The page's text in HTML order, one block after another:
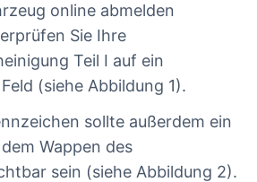
online abmelden
Sie Ihre
Teil I auf ein
(siehe Abbildung 1).
sollte außerdem ein
Wappen des
sein (siehe Abbildung 2).